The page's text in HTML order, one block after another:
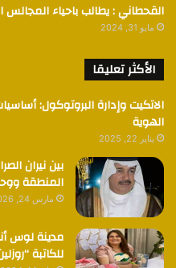
القحطاني : يطالب باحياء المجالس
مايو 31, 2024
الأكثر تعليقا
الاتكيت وإدارة البروتوكول:
الهوية
يناير 22, 2025
بين نيران
المنطقة
مارس 24, 2026
للكاتبة